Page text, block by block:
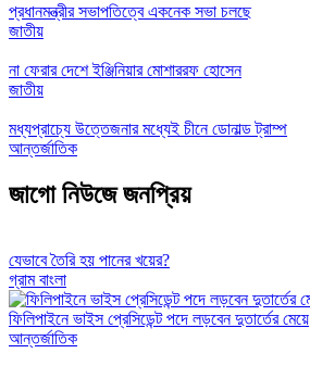
প্রধানমন্ত্রীর সভাপতিত্বে একনেক সভা চলছে
জাতীয়
না ফেরার দেশে ইঞ্জিনিয়ার মোশাররফ হোসেন
জাতীয়
মধ্যপ্রাচ্যে উত্তেজনার মধ্যেই চীনে ডোনাল্ড ট্রাম্প
আন্তর্জাতিক
জাগো নিউজে জনপ্রিয়
যেভাবে তৈরি হয় পানের খয়ের?
গ্রাম বাংলা
ফিলিপাইনে ভাইস প্রেসিডেন্ট পদে লড়বেন দুতার্তের মেয়ে
আন্তর্জাতিক